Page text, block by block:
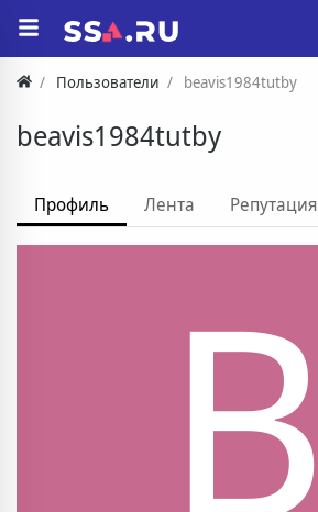
Пользователи beavis1984tutby
beavis1984tutby
Профиль Лента Репутация
B